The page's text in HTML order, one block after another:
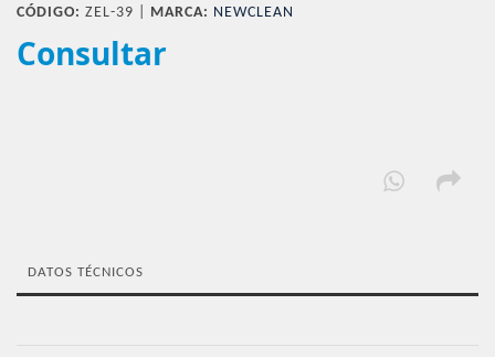
CÓDIGO: ZEL-39 | MARCA: NEWCLEAN
Consultar
DATOS TÉCNICOS